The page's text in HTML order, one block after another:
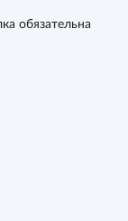
обязательна